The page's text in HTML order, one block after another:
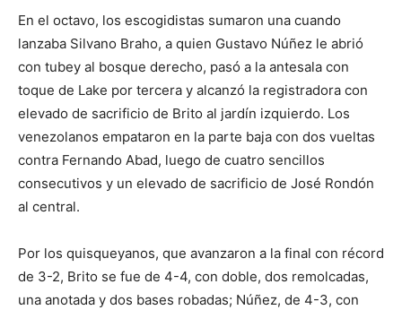
En el octavo, los escogidistas sumaron una cuando
lanzaba Silvano Braho, a quien Gustavo Núñez le abrió
con tubey al bosque derecho, pasó a la antesala con
toque de Lake por tercera y alcanzó la registradora con
elevado de sacrificio de Brito al jardín izquierdo. Los
venezolanos empataron en la parte baja con dos vueltas
contra Fernando Abad, luego de cuatro sencillos
consecutivos y un elevado de sacrificio de José Rondón
al central.
Por los quisqueyanos, que avanzaron a la final con récord
de 3-2, Brito se fue de 4-4, con doble, dos remolcadas,
una anotada y dos bases robadas; Núñez, de 4-3, con